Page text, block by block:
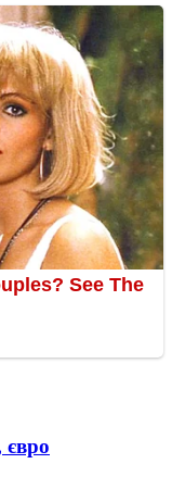
євро